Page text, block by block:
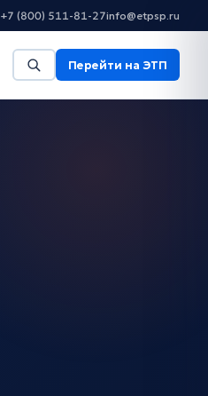
+7 (800) 511-81-27info@etpsp.ru
Перейти на ЭТП